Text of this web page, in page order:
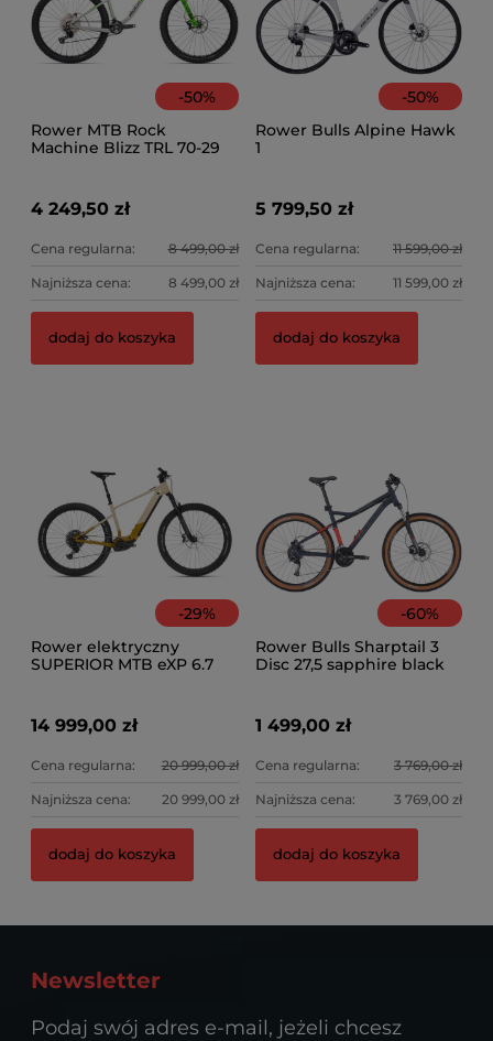
-50%
Rower MTB Rock
Machine Blizz TRL 70-29
4 249,50 zł
Cena regularna: 8 499,00 zł
Najniższa cena: 8 499,00 zł
dodaj do koszyka
-50%
Rower Bulls Alpine Hawk
1
5 799,50 zł
Cena regularna: 11 599,00 zł
Najniższa cena: 11 599,00 zł
dodaj do koszyka
-29%
Rower elektryczny
SUPERIOR MTB eXP 6.7
14 999,00 zł
Cena regularna: 20 999,00 zł
Najniższa cena: 20 999,00 zł
dodaj do koszyka
-60%
Rower Bulls Sharptail 3
Disc 27,5 sapphire black
1 499,00 zł
Cena regularna: 3 769,00 zł
Najniższa cena: 3 769,00 zł
dodaj do koszyka
Fotelik + siodełko Kids Ride Shotgun Pro Evo +
kierownica
Newsletter
Podaj swój adres e-mail, jeżeli chcesz